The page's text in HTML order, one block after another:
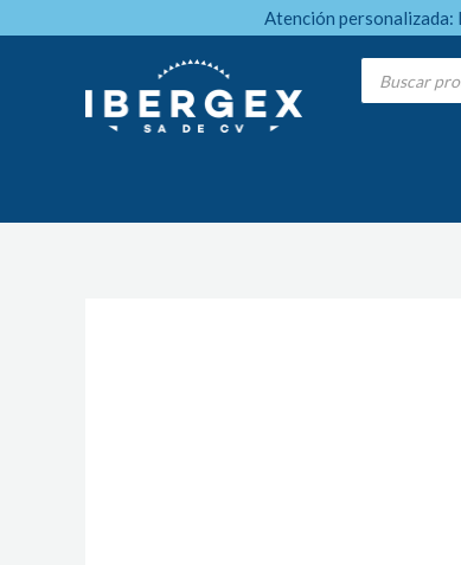
Atención personalizada:
Products
search